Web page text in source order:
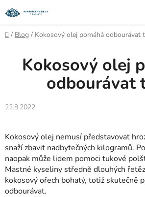
na
obsah
Domů
/ Blog / Kokosový olej pomáhá odbourávat
Kokosový olej
odbourávat
22.8.2022
Kokosový olej nemusí představovat
snaží zbavit nadbytečných kilogramů.
naopak může lidem pomoci tukové
Mastné kyseliny středně dlouhých
kokosový ořech bohatý, totiž skutečně
odbourávat.